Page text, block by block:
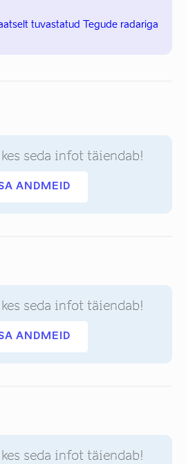
tuvastatud Tegude radariga
seda infot täiendab!
ANDMEID
seda infot täiendab!
ANDMEID
seda infot täiendab!